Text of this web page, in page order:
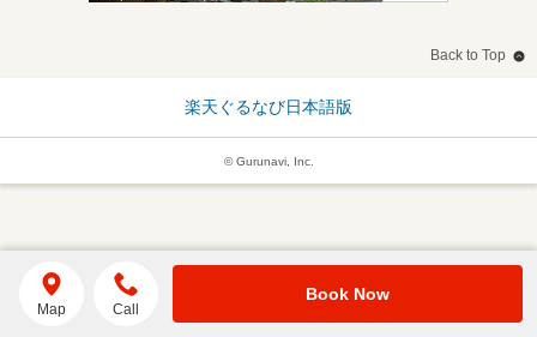
Back to Top
楽天ぐるなび日本語版
© Gurunavi, Inc.
Map Call
Book Now